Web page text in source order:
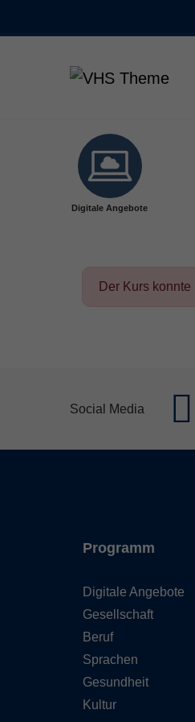
Digitale Angebote
Der Kurs konnte
Social Media
Programm
Digitale Angebote
Gesellschaft
Beruf
Sprachen
Gesundheit
Kultur